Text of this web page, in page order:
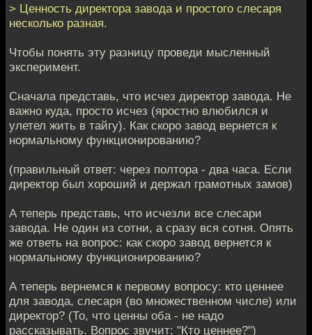
> Ценность директора завода и простого слесаря
несколько разная.
Чтобы понять эту разницу проведи мысленный
эксперимент.
Сначала представь, что исчез директор завода. Не
важно куда, просто исчез (яростно влюбился и
улетел жить в тайгу). Как скоро завод вернется к
нормальному функционированию?
(правильный ответ: через полтора - два часа. Если
директор был хороший и держал грамотных замов)
А теперь представь, что исчезли все слесари
завода. Не один из сотни, а сразу вся сотня. Опять
же ответь на вопрос: как скоро завод вернется к
нормальному функционированию?
А теперь вернемся к первому вопросу: кто ценнее
для завода, слесаря (во множественном числе) или
директор? (То, что ценны оба - не надо
рассказывать. Вопрос звучит: "Кто ценнее?")